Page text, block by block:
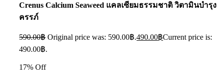
Crenus Calcium Seaweed แคลเซียมธรรมชาติ วิตามินบำรุง
ครรภ์
590.00฿ Original price was: 590.00฿.490.00฿Current price is:
490.00฿.
17% Off